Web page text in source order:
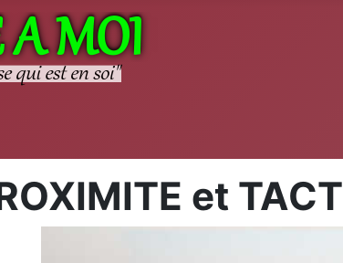
et TACT